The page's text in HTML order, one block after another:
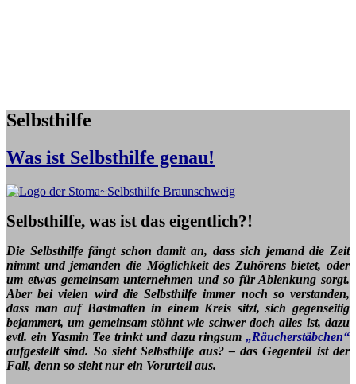
Selbsthilfe
Was ist Selbsthilfe genau!
Selbsthilfe, was ist das eigentlich?!
Die Selbsthilfe fängt schon damit an, dass sich jemand die Zeit
nimmt und jemanden die Möglichkeit des Zuhörens bietet, oder
um etwas gemeinsam unternehmen und so für Ablenkung sorgt.
Aber bei vielen wird die Selbsthilfe immer noch so verstanden,
dass man auf Bastmatten in einem Kreis sitzt, sich gegenseitig
bejammert, um gemeinsam stöhnt wie schwer doch alles ist, dazu
evtl. ein Yasmin Tee trinkt und dazu ringsum „Räucherstäbchen“
aufgestellt sind. So sieht Selbsthilfe aus? – das Gegenteil ist der
Fall, denn so sieht nur ein Vorurteil aus.